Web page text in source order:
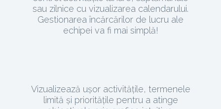
sau zilnice cu vizualizarea calendarului.
Gestionarea încărcărilor de lucru ale
echipei va fi mai simplă!
Vizualizează ușor activitățile, termenele
limită și prioritățile pentru a atinge